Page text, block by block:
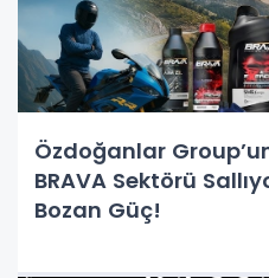
Özdoğanlar
BRAVA Sektörü
Bozan Güç!